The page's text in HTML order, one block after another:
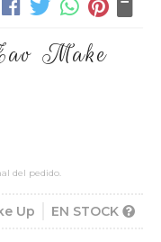
Make
del pedido.
Up EN STOCK